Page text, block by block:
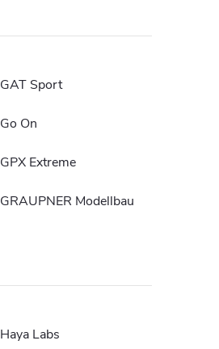
GAT Sport
Go On
GPX Extreme
GRAUPNER Modellbau
Haya Labs